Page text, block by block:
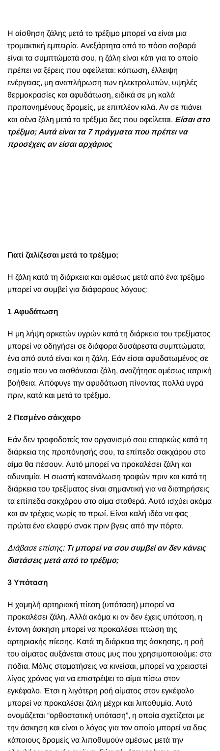
Η αίσθηση ζάλης μετά το τρέξιμο μπορεί να είναι μια
τρομακτική εμπειρία. Ανεξάρτητα από το πόσο σοβαρά
είναι τα συμπτώματά σου, η ζάλη είναι κάτι για το οποίο
πρέπει να ξέρεις που οφείλεται: κόπωση, έλλειψη
ενέργειας, μη αναπλήρωση των ηλεκτρολυτών, υψηλές
θερμοκρασίες και αφυδάτωση, ειδικά σε μη καλά
προπονημένους δρομείς, με επιπλέον κιλά. Αν σε πιάνει
και σένα ζάλη μετά το τρέξιμο δες που οφείλεται. Είσαι στο
τρέξιμο; Αυτά είναι τα 7 πράγματα που πρέπει να
προσέχεις αν είσαι αρχάριος
Γιατί ζαλίζεσαι μετά το τρέξιμο;
Η ζάλη κατά τη διάρκεια και αμέσως μετά από ένα τρέξιμο
μπορεί να συμβεί για διάφορους λόγους:
1 Αφυδάτωση
Η μη λήψη αρκετών υγρών κατά τη διάρκεια του τρεξίματος
μπορεί να οδηγήσει σε διάφορα δυσάρεστα συμπτώματα,
ένα από αυτά είναι και η ζάλη. Εάν είσαι αφυδατωμένος σε
σημείο που να αισθάνεσαι ζάλη, αναζήτησε αμέσως ιατρική
βοήθεια. Απόφυγε την αφυδάτωση πίνοντας πολλά υγρά
πριν, κατά και μετά το τρέξιμο.
2 Πεσμένο σάκχαρο
Εάν δεν τροφοδοτείς τον οργανισμό σου επαρκώς κατά τη
διάρκεια της προπόνησής σου, τα επίπεδα σακχάρου στο
αίμα θα πέσουν. Αυτό μπορεί να προκαλέσει ζάλη και
αδυναμία. Η σωστή κατανάλωση τροφών πριν και κατά τη
διάρκεια του τρεξίματος είναι σημαντική για να διατηρήσεις
τα επίπεδα σακχάρου στο αίμα σταθερά. Αυτό ισχύει ακόμα
και αν τρέχεις νωρίς το πρωί. Είναι καλή ιδέα να φας
πρώτα ένα ελαφρύ σνακ πριν βγεις από την πόρτα.
Διάβασε επίσης: Τι μπορεί να σου συμβεί αν δεν κάνεις
διατάσεις μετά από το τρέξιμο;
3 Υπόταση
Η χαμηλή αρτηριακή πίεση (υπόταση) μπορεί να
προκαλέσει ζάλη. Αλλά ακόμα κι αν δεν έχεις υπόταση, η
έντονη άσκηση μπορεί να προκαλέσει πτώση της
αρτηριακής πίεσης. Κατά τη διάρκεια της άσκησης, η ροή
του αίματος αυξάνεται στους μυς που χρησιμοποιούμε: στα
πόδια. Μόλις σταματήσεις να κινείσαι, μπορεί να χρειαστεί
λίγος χρόνος για να επιστρέψει το αίμα πίσω στον
εγκέφαλο. Έτσι η λιγότερη ροή αίματος στον εγκέφαλο
μπορεί να προκαλέσει ζάλη μέχρι και λιποθυμία. Αυτό
ονομάζεται “ορθοστατική υπόταση”, η οποία σχετίζεται με
την άσκηση και είναι ο λόγος για τον οποίο μπορεί να δεις
κάποιους δρομείς να λιποθυμούν αμέσως μετά την